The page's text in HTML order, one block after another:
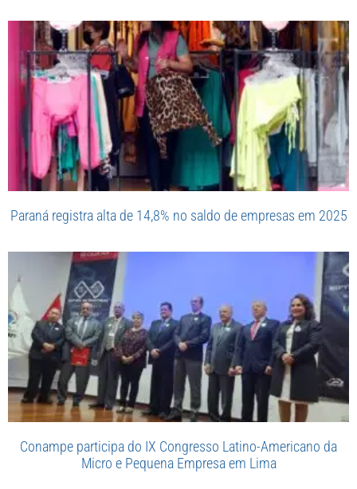
Paraná registra alta de 14,8% no saldo de empresas em 2025
Conampe participa do IX Congresso Latino-Americano da
Micro e Pequena Empresa em Lima